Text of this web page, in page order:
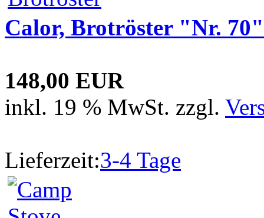
Calor, Brotröster "Nr. 70"
148,00 EUR
inkl. 19 % MwSt. zzgl.
Lieferzeit:3-4 Tage